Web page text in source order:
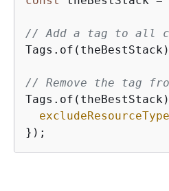
// Add a tag to all
// Remove the tag
});